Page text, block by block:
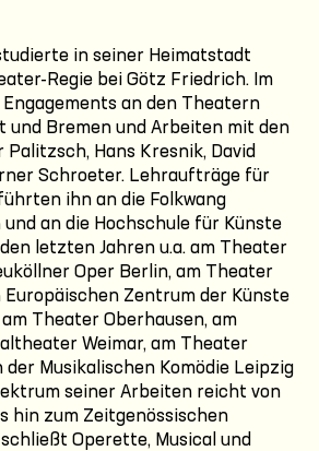
in seiner Heimatstadt
Regie bei Götz Friedrich. Im
an den Theatern
und Bremen und Arbeiten mit den
Palitzsch, Hans Kresnik, David
Schroeter. Lehraufträge für
ihn an die Folkwang
und an die Hochschule für Künste
letzten Jahren u.a. am Theater
Oper Berlin, am Theater
Europäischen Zentrum der Künste
Theater Oberhausen, am
Weimar, am Theater
der Musikalischen Komödie Leipzig
seiner Arbeiten reicht von
hin zum Zeitgenössischen
Operette, Musical und